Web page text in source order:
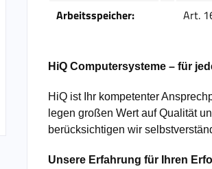
Arbeitsspeicher:
Art.
HiQ Computersysteme – für
HiQ ist Ihr kompetenter
legen großen Wert auf Qualität
berücksichtigen wir
Unsere Erfahrung für Ihren